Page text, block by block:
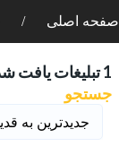
صفحه اصلی
1 تبلیغات یافت شده:
جستجو